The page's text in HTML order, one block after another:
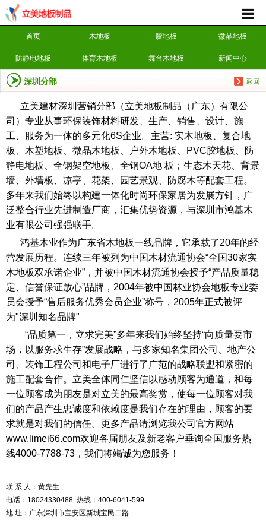
首页 木地板 胶地板 微晶地板
防静电地板 体育木地板 舞台木地板 新闻中心
返回
深圳分部
立美建材深圳营销分部（立美地板制品（广东）有限公
司）专业从事环保装饰材料研发、生产、销售、设计、施
工、服务为一体的多元化6S企业。主营: 实木地板、复合地
板、木塑地板、微晶木地板、户外木地板、PVC胶地板、防
静电地板、全钢架空地板、全钢OA地 板；生态木天花、背景
墙、外墙板、凉亭、花架、园艺景观、防腐木等配套工程。
多年来我们始终以构建一体化时尚环保家居为发展方针，广
泛整合行业先进制造厂商，汇集优势资源，与深圳市鸿基木
业有限公司强强联手。
鸿基木业作为广东省木地板一线品牌，它承载了20年的经
营发展历程。连续三年被列为中国木材流通协会“全国30家实
木地板双承诺企业”，并被中国木材流通协会授予“产品质量稳
定、信誉保证放心”品牌，2004年被中国林业协会地板专业委
员会授予“售后服务优秀会员企业”称号，2005年正式被评
为"深圳知名品牌"
“品质第一，立求完美”多年来我们始终坚持“向质量要市
场，以服务求生存”发展战略，与多家知名集团公司、地产公
司、装饰工程公司和电子厂进行了广范的战略联盟和紧密的
施工配套合作。立美全体同仁坚信以感动顾客为通道，和每
一位顾客成为朋友是对立美的最高奖赏，使每一位顾客对我
们的产品产生忠诚度和依赖度是我们存在的理由，顾客的要
求就是对我们的信任。更多产品请浏览我公司官方网站
www.limei66.com欢迎各届朋友及新老客户垂询全国服务热
线4000-7788-73，我们将竭诚为您服务！
联 系 人：黄先生
电话：18024330488 热线：400-6041-599
地 址：广东深圳市宝安区新城宝民二路